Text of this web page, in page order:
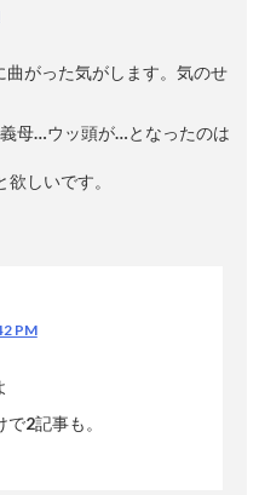
がった気がします。気のせ
母…ウッ頭が…となったのは
しいです。
PM
2記事も。